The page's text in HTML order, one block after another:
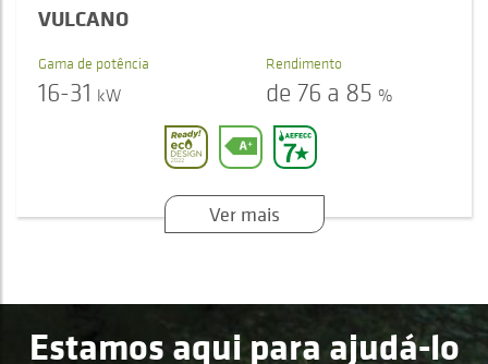
VULCANO
Gama de potência
16-31 kW
Rendimento
de 76 a 85 %
Ver mais
Estamos aqui para ajudá-lo